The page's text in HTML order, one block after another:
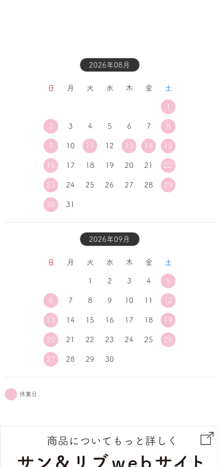
2026年08月
日 月 火 水 木 金 土
1
2 3 4 5 6 7 8
9 10 11 12 13 14 15
16 17 18 19 20 21 22
23 24 25 26 27 28 29
30 31
2026年09月
日 月 火 水 木 金 土
1 2 3 4 5
6 7 8 9 10 11 12
13 14 15 16 17 18 19
20 21 22 23 24 25 26
27 28 29 30
休業日